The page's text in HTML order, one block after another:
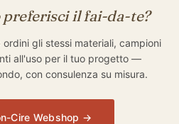
preferisci il fai-da-te?
ordini gli stessi materiali, campioni
all'uso per il tuo progetto —
con consulenza su misura.
Cire Webshop →